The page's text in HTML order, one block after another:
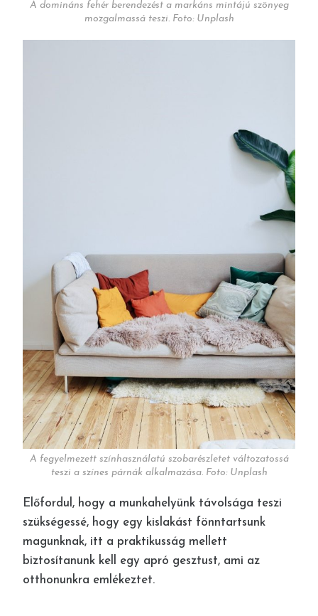
A domináns fehér berendezést a markáns mintájú szönyeg
mozgalmassá teszi. Foto: Unplash
A fegyelmezett színhasználatú szobarészletet változatossá
teszi a színes párnák alkalmazása. Foto: Unplash
Előfordul, hogy a munkahelyünk távolsága teszi
szükségessé, hogy egy kislakást fönntartsunk
magunknak, itt a praktikusság mellett
biztosítanunk kell egy apró gesztust, ami az
otthonunkra emlékeztet.